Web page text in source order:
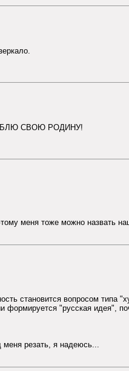
СВОЮ РОДИНУ!
меня тоже можно назвать
становится вопросом типа
"русская идея",
резать, я надеюсь...